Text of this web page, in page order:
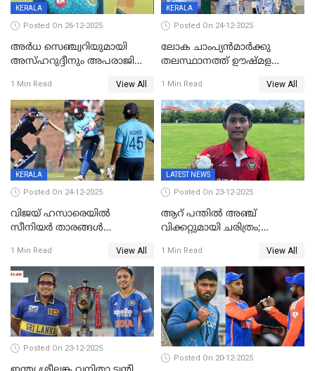
KERALA
Posted On 26-12-2025
അർധ സെഞ്ച്വറിയുമായി
അസ്ഹറുദ്ദീനും അപരാജിതും
റൺസ് വിജയലക്ഷ്യമുയർത്തി
കേരളം
1 Min Read View All
KERALA
Posted On 24-12-2025
ലോക ചാംപ്യൻമാർക്കു
തലസ്ഥാനത്ത് ഊഷ്മള
മത്സരം ജയിച്ചാൽ ഇന്ത്യയ്ക്കു
പരമ്പര
1 Min Read View All
KERALA
Posted On 24-12-2025
വിജയ് ഹസാരെയിൽ
സീനിയർ താരങ്ങൾ
സച്ചിന്‍റെ റെക്കോഡ് മറികടന്ന്
കോഹ്‌ലി, രോഹിത്
വാർണർക്കൊപ്പം
1 Min Read View All
LATEST NEWS
Posted On 23-12-2025
ആറ് പന്തിൽ അഞ്ച്
വിക്കറ്റുമായി ചരിത്രം;
റെക്കോഡുമായി
ഇന്തോനേഷ്യൻ താരം
1 Min Read View All
Posted On 23-12-2025
Posted On 20-12-2025